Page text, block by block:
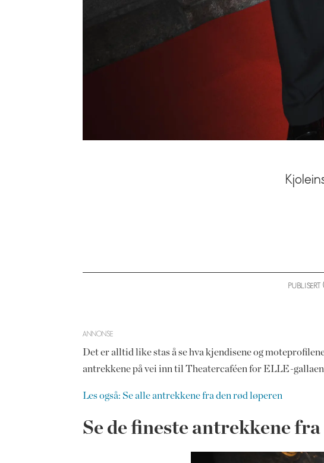
PUBLISERT
ANNONSE
Det er alltid like stas å se hva kjendisene og
antrekkene på vei inn til Theatercaféen for ELLE-
Les også: Se alle antrekkene fra den rød løperen
Se de fineste antrekkene